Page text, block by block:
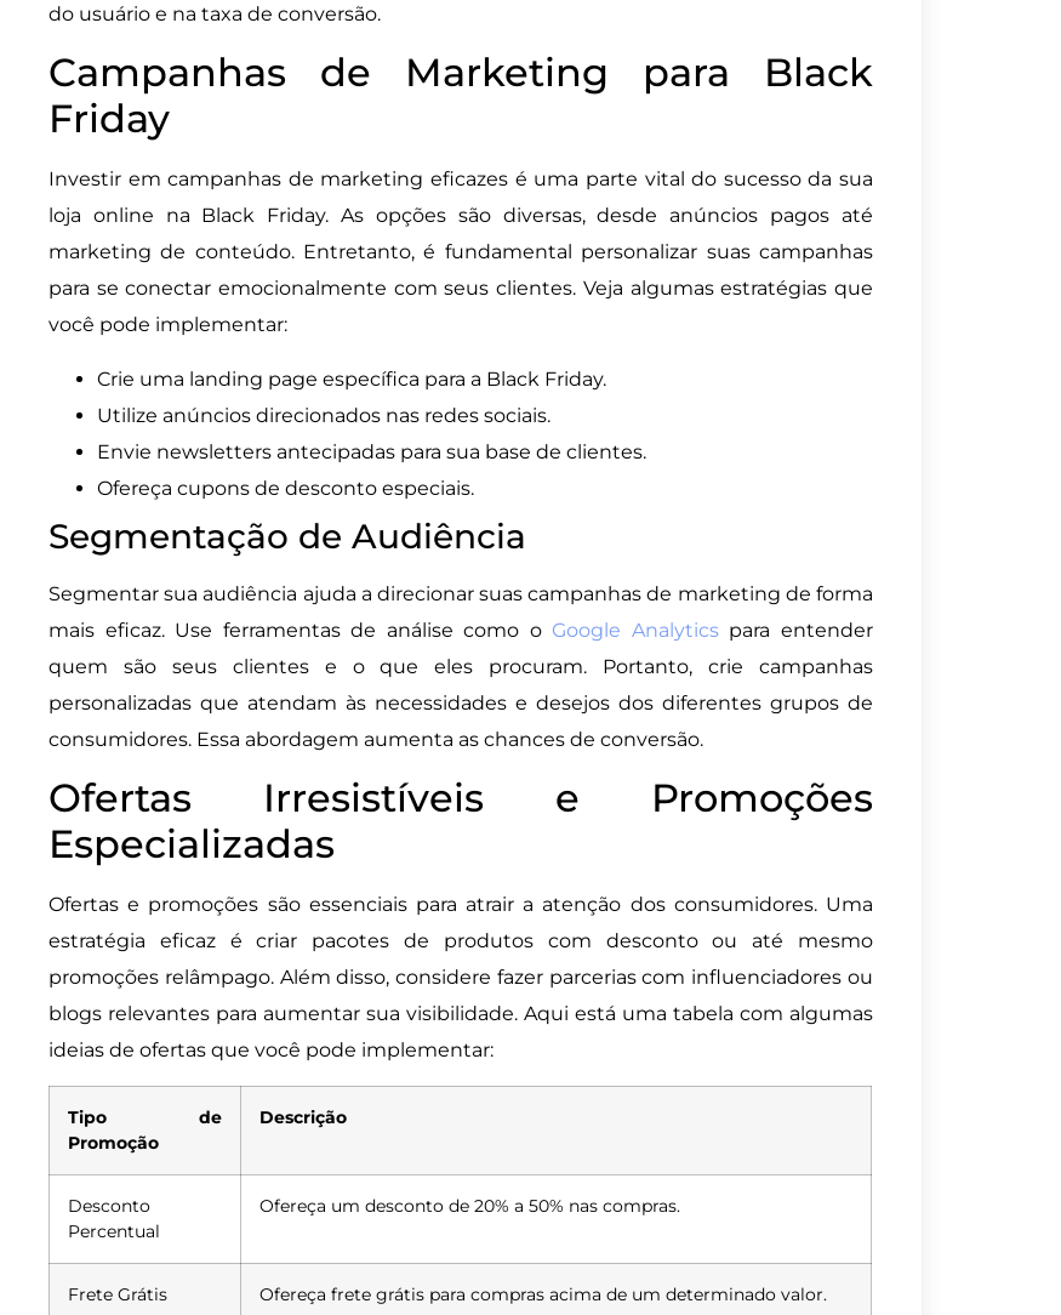
do usuário e na taxa de conversão.
Campanhas de Marketing para Black
Friday
Investir em campanhas de marketing eficazes é uma parte vital do sucesso da sua
loja online na Black Friday. As opções são diversas, desde anúncios pagos até
marketing de conteúdo. Entretanto, é fundamental personalizar suas campanhas
para se conectar emocionalmente com seus clientes. Veja algumas estratégias que
você pode implementar:
Crie uma landing page específica para a Black Friday.
Utilize anúncios direcionados nas redes sociais.
Envie newsletters antecipadas para sua base de clientes.
Ofereça cupons de desconto especiais.
Segmentação de Audiência
Segmentar sua audiência ajuda a direcionar suas campanhas de marketing de forma
mais eficaz. Use ferramentas de análise como o Google Analyticspara entender
quem são seus clientes e o que eles procuram. Portanto, crie campanhas
personalizadas que atendam às necessidades e desejos dos diferentes grupos de
consumidores. Essa abordagem aumenta as chances de conversão.
Ofertas Irresistíveis e Promoções
Especializadas
Ofertas e promoções são essenciais para atrair a atenção dos consumidores. Uma
estratégia eficaz é criar pacotes de produtos com desconto ou até mesmo
promoções relâmpago. Além disso, considere fazer parcerias com influenciadores ou
blogs relevantes para aumentar sua visibilidade. Aqui está uma tabela com algumas
ideias de ofertas que você pode implementar:
Tipo de
Promoção
Descrição
Desconto
Percentual
Ofereça um desconto de 20% a 50% nas compras.
Frete Grátis Ofereça frete grátis para compras acima de um determinado valor.